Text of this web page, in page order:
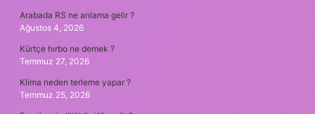
Arabada RS ne anlama gelir ?
Ağustos 4, 2026
Kürtçe hırbo ne demek ?
Temmuz 27, 2026
Klima neden terleme yapar ?
Temmuz 25, 2026